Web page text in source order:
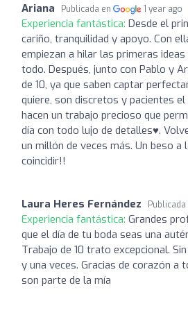
Ariana Publicada en 1 year ago
Experiencia fantástica: Desde el
cariño, tranquilidad y apoyo. Con
empiezan a hilar las primeras
todo. Después, junto con Pablo y
de 10, ya que saben captar
quiere, son discretos y pacientes el
hacen un trabajo precioso que
día con todo lujo de detalles♥️.
un millón de veces más. Un beso a
coincidir!!
Laura Heres Fernández Publicada
Experiencia fantástica: Grandes
que el día de tu boda seas una
Trabajo de 10 trato excepcional.
y una veces. Gracias de corazón a
son parte de la mía